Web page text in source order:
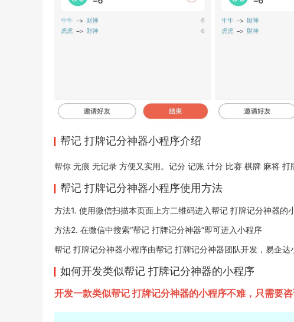
帮记 打牌记分神器小程序介绍
帮你 无痕 无记录 方便又实用。记分 记账 计分 比赛 棋牌 麻将
帮记 打牌记分神器小程序使用方法
方法1. 使用微信扫描本页面上方二维码进入帮记 打牌记分神器的
方法2. 在微信中搜索“帮记 打牌记分神器”即可进入小程序
帮记 打牌记分神器小程序由帮记 打牌记分神器团队开发，易企
如何开发类似帮记 打牌记分神器的小程序
开发一款类似帮记 打牌记分神器的小程序不难，只需要